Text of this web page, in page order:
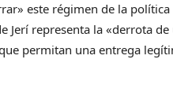
este régimen de la
Jerí representa la «derrota
permitan una entrega